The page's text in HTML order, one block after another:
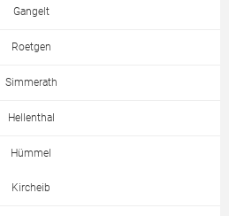
Gangelt
Roetgen
Simmerath
Hellenthal
Hümmel
Kircheib